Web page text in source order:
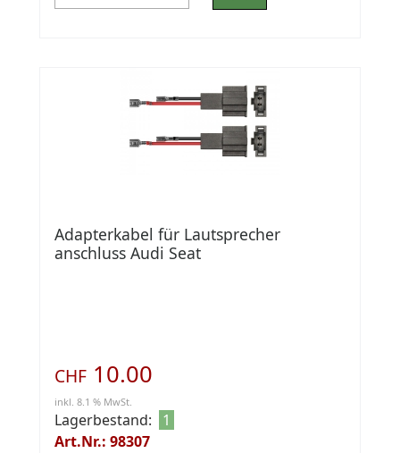
Adapterkabel für Lautsprecher
anschluss Audi Seat
CHF 10.00
inkl. 8.1 % MwSt.
Lagerbestand:
1
Art.Nr.: 98307